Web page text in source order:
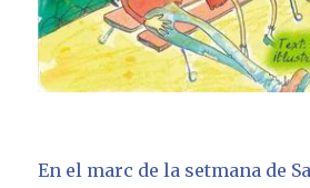
En el marc de la setmana de